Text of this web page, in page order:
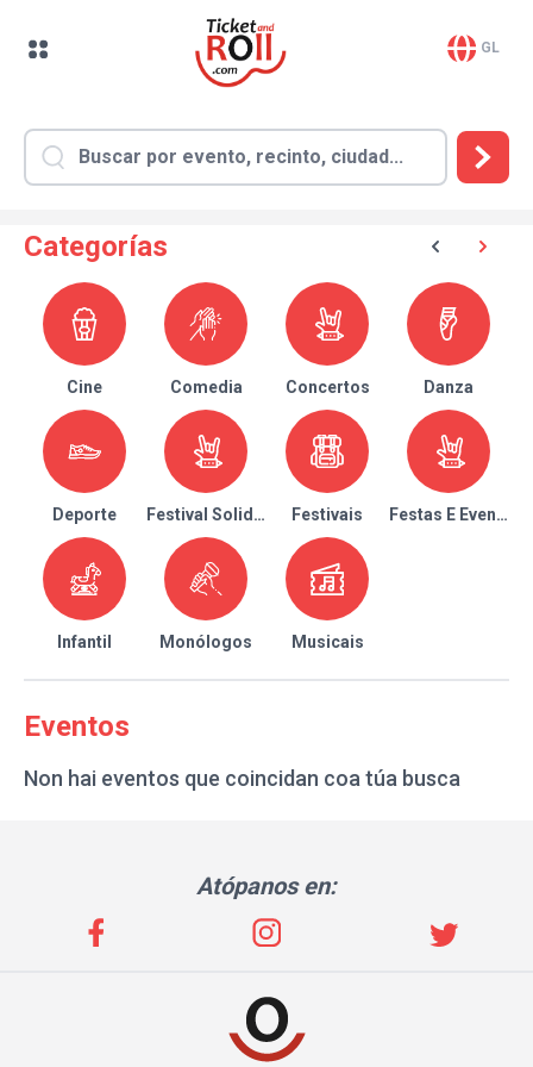
GL
Categorías
Cine Comedia Concertos Danza
Deporte Festival Solidario Festivais Festas E Eventos
Infantil Monólogos Musicais
Eventos
Non hai eventos que coincidan coa túa busca
Atópanos en: